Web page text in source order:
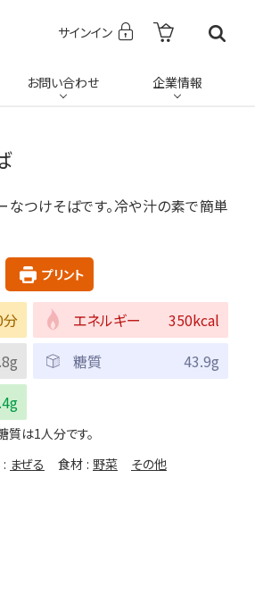
サインイン
お問い合わせ 企業情報
なつけそばです。冷や汁の素で簡単
プリント
エネルギー
350kcal
糖質
43.9g
質は1人分です。
まぜる
食材 野菜 その他